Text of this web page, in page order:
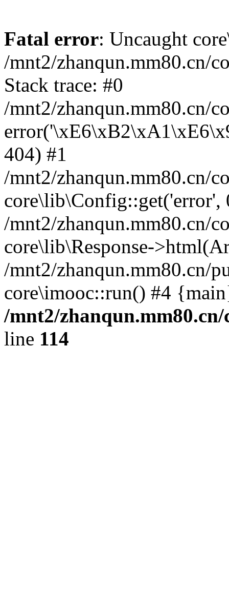
Fatal error: Uncaught
/mnt2/zhanqun.mm80.cn/
Stack trace: #0
/mnt2/zhanqun.mm80.cn/
404) #1
/mnt2/zhanqun.mm80.cn/
core\lib\Config::get('error',
/mnt2/zhanqun.mm80.cn/
core\lib\Response-
/mnt2/zhanqun.mm80.cn/
core\imooc::run() #4
/mnt2/
line 114